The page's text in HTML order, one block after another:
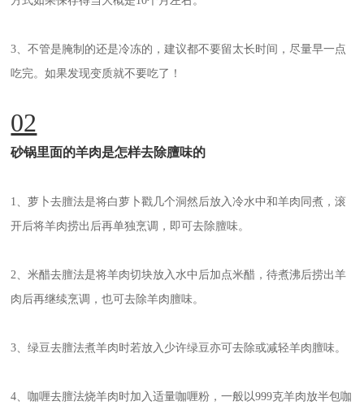
3、不管是腌制的还是冷冻的，建议都不要留太长时间，尽量早一点
吃完。如果发现变质就不要吃了！
02
砂锅里面的羊肉是怎样去除膻味的
1、萝卜去膻法是将白萝卜戳几个洞然后放入冷水中和羊肉同煮，滚
开后将羊肉捞出后再单独烹调，即可去除膻味。
2、米醋去膻法是将羊肉切块放入水中后加点米醋，待煮沸后捞出羊
肉后再继续烹调，也可去除羊肉膻味。
3、绿豆去膻法煮羊肉时若放入少许绿豆亦可去除或减轻羊肉膻味。
4、咖喱去膻法烧羊肉时加入适量咖喱粉，一般以999克羊肉放半包咖